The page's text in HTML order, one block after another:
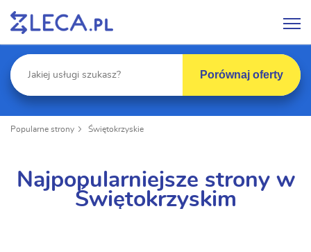
Porównaj oferty
Popularne strony Świętokrzyskie
Najpopularniejsze strony w
Świętokrzyskim